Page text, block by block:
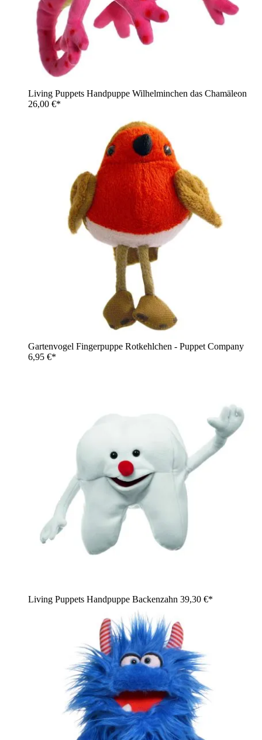
Living Puppets Handpuppe Wilhelminchen das Chamäleon
26,00 €*
Gartenvogel Fingerpuppe Rotkehlchen - Puppet Company
6,95 €*
Living Puppets Handpuppe Backenzahn 39,30 €*